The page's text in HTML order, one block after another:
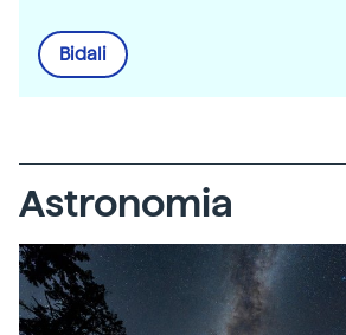
Bidali
Astronomia